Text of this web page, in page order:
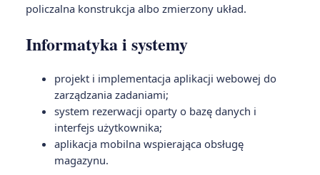
policzalna konstrukcja albo zmierzony układ.
Informatyka i systemy
projekt i implementacja aplikacji webowej do
zarządzania zadaniami;
system rezerwacji oparty o bazę danych i
interfejs użytkownika;
aplikacja mobilna wspierająca obsługę
magazynu.